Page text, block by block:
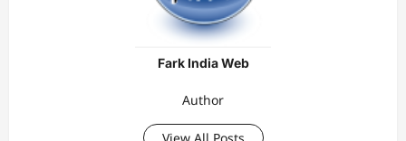
Fark India Web
Author